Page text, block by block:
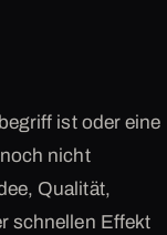
ist oder eine
nicht
Qualität,
schnellen Effekt